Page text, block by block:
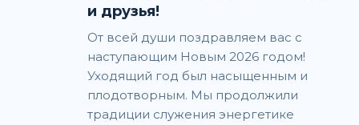
и друзья!
От всей души поздравляем вас с
наступающим Новым 2026 годом!
Уходящий год был насыщенным и
плодотворным. Мы продолжили
традиции служения энергетике